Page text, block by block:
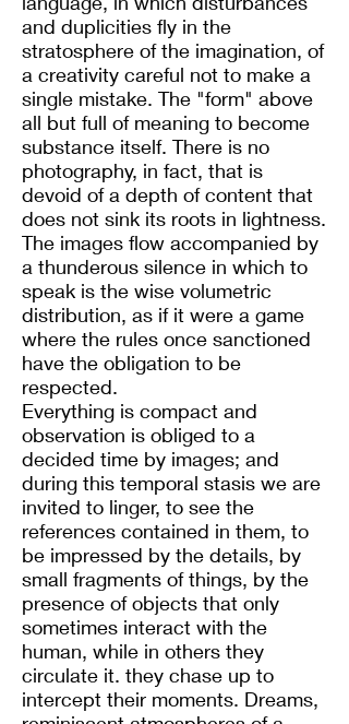
and duplicities fly in the
stratosphere of the imagination, of
a creativity careful not to make a
single mistake. The "form" above
all but full of meaning to become
substance itself. There is no
photography, in fact, that is
devoid of a depth of content that
does not sink its roots in lightness.
The images flow accompanied by
a thunderous silence in which to
speak is the wise volumetric
distribution, as if it were a game
where the rules once sanctioned
have the obligation to be
respected.
Everything is compact and
observation is obliged to a
decided time by images; and
during this temporal stasis we are
invited to linger, to see the
references contained in them, to
be impressed by the details, by
small fragments of things, by the
presence of objects that only
sometimes interact with the
human, while in others they
circulate it. they chase up to
intercept their moments. Dreams,